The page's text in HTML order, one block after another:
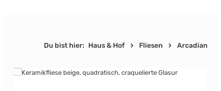
Du bist hier: Haus & Hof Fliesen Arcadian
Bildergalerie überspringen